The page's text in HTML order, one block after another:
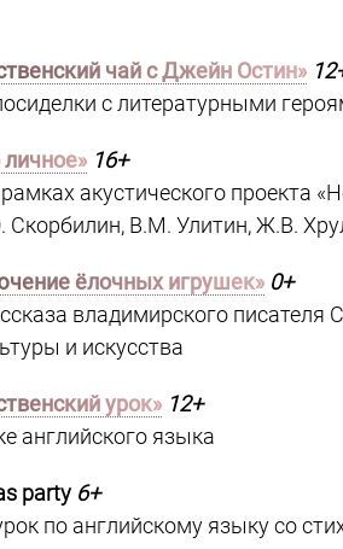
чай с Джейн Остин»
с литературными
личное» 16+
акустического проекта
В.М. Улитин, Ж.В.
ёлочных игрушек» 0+
владимирского писателя
и искусства
урок» 12+
английского языка
party 6+
по английскому языку со